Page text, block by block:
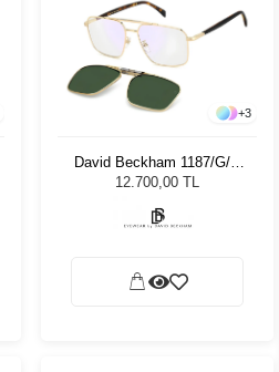
+3
David Beckham 1187/G/C
J5G Unisex Güneş
12.700,00 TL